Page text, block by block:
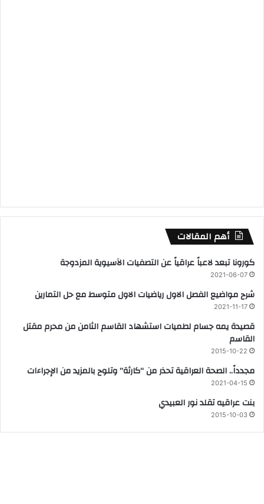
أهم المقالات
كورونا تبعد لاعباً عراقياً عن التصفيات الآسيوية المزدوجة
2021-06-07
شرح مواضيع الفصل الاول رياضيات الاول متوسط مع حل التمارين
2021-11-17
قصيدة يمه جسام لطميات استشهاد القاسم الثامن من محرم مقتل
القاسم
2015-10-22
مجدداً.. الصحة العراقية تحذر من “كارثة” وتلوح بالمزيد من الإجراءات
2021-04-15
بنت عراقيه تقلد نور العبيدي
2015-10-03